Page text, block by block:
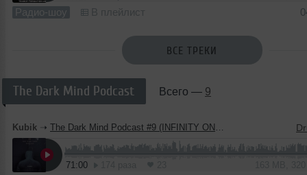
Радио-шоу В плейлист
ВСЕ ТРЕКИ
The Dark Mind Podcast Всего — 9
Kubik ➝ The Dark Mind Podcast #9 (INFINITY ON MUSIC PODCAST)
71:00